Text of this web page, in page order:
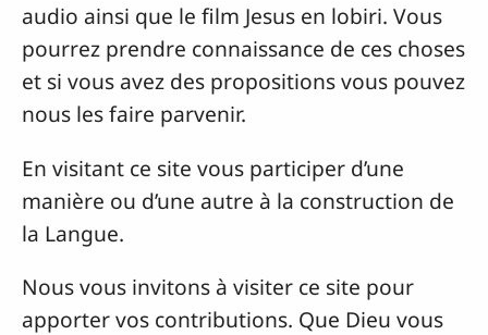
audio ainsi que le film Jesus en lobiri. Vous
pourrez prendre connaissance de ces choses
et si vous avez des propositions vous pouvez
nous les faire parvenir.
En visitant ce site vous participer d’une
manière ou d’une autre à la construction de
la Langue.
Nous vous invitons à visiter ce site pour
apporter vos contributions. Que Dieu vous